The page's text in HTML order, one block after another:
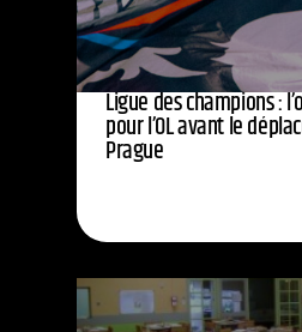
Ligue des champions :
pour l’OL avant le
Prague